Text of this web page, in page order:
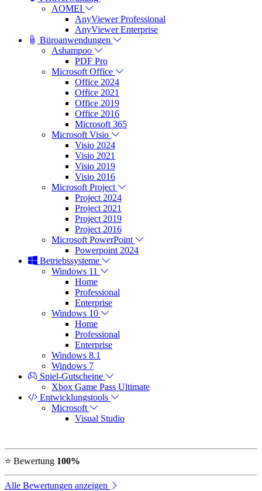
AOMEI
AnyViewer Professional
AnyViewer Enterprise
Büroanwendungen
Ashampoo
PDF Pro
Microsoft Office
Office 2024
Office 2021
Office 2019
Office 2016
Microsoft 365
Microsoft Visio
Visio 2024
Visio 2021
Visio 2019
Visio 2016
Microsoft Project
Project 2024
Project 2021
Project 2019
Project 2016
Microsoft PowerPoint
Powerpoint 2024
Betriebssysteme
Windows 11
Home
Professional
Enterprise
Windows 10
Home
Professional
Enterprise
Windows 8.1
Windows 7
Spiel-Gutscheine
Xbox Game Pass Ultimate
Entwicklungstools
Microsoft
Visual Studio
⭐ Bewertung 100%
Alle Bewertungen anzeigen